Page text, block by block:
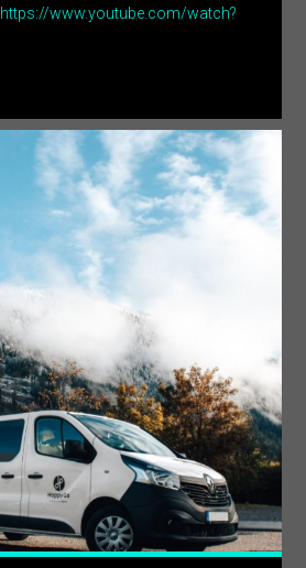
https://www.youtube.com/watch?